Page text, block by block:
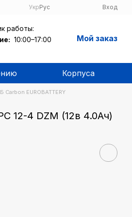
УкрРус Вход
работы:
10:00–17:00 Мой заказ
Корпуса
EUROBATTERY
12-4 DZM (12в 4.0Ач)